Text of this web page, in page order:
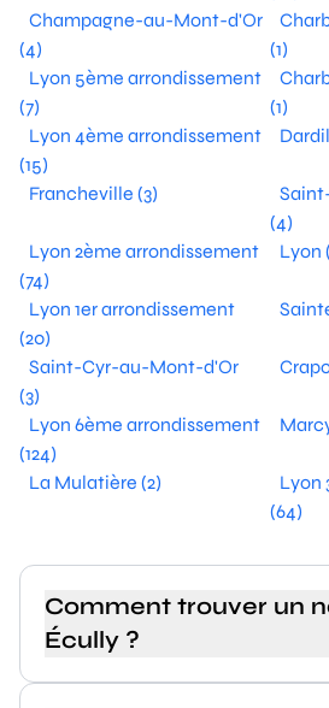
Champagne-au-Mont-d'Or
(4)
(1)
Lyon 5ème arrondissement
(7)
(1)
Lyon 4ème arrondissement
(15)
Francheville (3)
(4)
Lyon 2ème arrondissement
(74)
Lyon
Lyon 1er arrondissement
(20)
Saint-Cyr-au-Mont-d'Or
(3)
Lyon 6ème arrondissement
(124)
La Mulatière (2)
Lyon
(64)
Comment trouver un
Écully ?